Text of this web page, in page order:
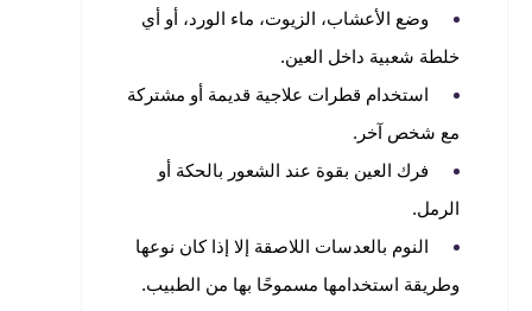
وضع الأعشاب، الزيوت، ماء الورد، أو أي
خلطة شعبية داخل العين.
استخدام قطرات علاجية قديمة أو مشتركة
مع شخص آخر.
فرك العين بقوة عند الشعور بالحكة أو
الرمل.
النوم بالعدسات اللاصقة إلا إذا كان نوعها
وطريقة استخدامها مسموحًا بها من الطبيب.